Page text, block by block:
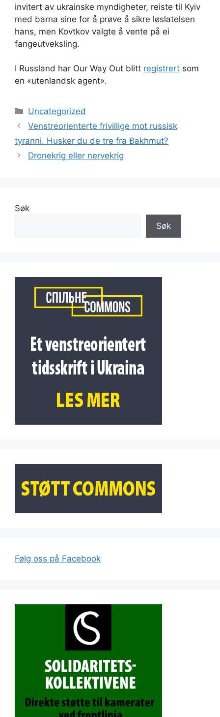
invitert av ukrainske myndigheter, reiste til Kyiv
med barna sine for å prøve å sikre løslatelsen
hans, men Kovtkov valgte å vente på ei
fangeutveksling.
I Russland har Our Way Out blitt registrert som
en «utenlandsk agent».
Kategorier
Uncategorized
Venstreorienterte frivillige mot russisk
tyranni. Husker du de tre fra Bakhmut?
Dronekrig eller nervekrig
Søk
Søk
Følg oss på Facebook